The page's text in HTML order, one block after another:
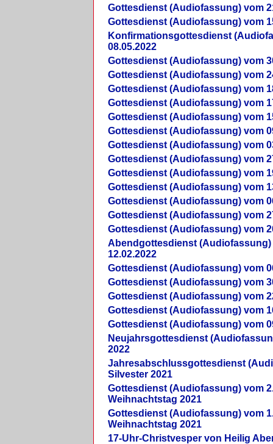
Gottesdienst (Audiofassung) vom
Gottesdienst (Audiofassung) vom
Konfirmationsgottesdienst
08.05.2022
Gottesdienst (Audiofassung) vom
Gottesdienst (Audiofassung) vom
Gottesdienst (Audiofassung) vom
Gottesdienst (Audiofassung) vom
Gottesdienst (Audiofassung) vom
Gottesdienst (Audiofassung) vom
Gottesdienst (Audiofassung) vom
Gottesdienst (Audiofassung) vom
Gottesdienst (Audiofassung) vom
Gottesdienst (Audiofassung) vom
Gottesdienst (Audiofassung) vom
Gottesdienst (Audiofassung) vom
Gottesdienst (Audiofassung) vom
Abendgottesdienst (Audiofassung)
12.02.2022
Gottesdienst (Audiofassung) vom
Gottesdienst (Audiofassung) vom
Gottesdienst (Audiofassung) vom
Gottesdienst (Audiofassung) vom
Gottesdienst (Audiofassung) vom
Neujahrsgottesdienst
2022
Jahresabschlussgottesdienst
Silvester 2021
Gottesdienst (Audiofassung) vom
Weihnachtstag 2021
Gottesdienst (Audiofassung) vom
Weihnachtstag 2021
17-Uhr-Christvesper von Heilig